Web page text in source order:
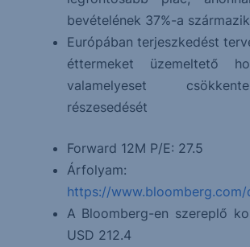
bevételének 37%-a származik
Európában terjeszkedést
éttermeket üzemeltető
valamelyeset
részesedését
Forward 12M P/E: 27.5
Árfolyam:
https://www.bloomberg.com/
A Bloomberg-en szereplő
USD 212.4